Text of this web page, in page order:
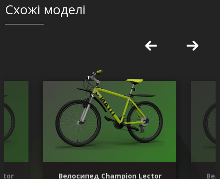
Схожі моделі
Велосипед Champion Lector